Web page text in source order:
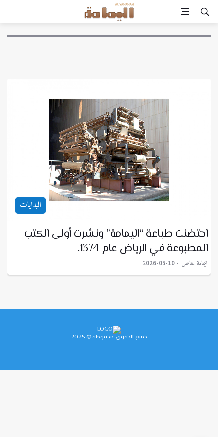
البدايات
احتضنت طباعة “اليمامة” ونشرت أولى الكتب
المطبوعة في الرياض عام 1374.
اليمامة خاص 2026-06-10
جميع الحقوق محفوظة © 2025